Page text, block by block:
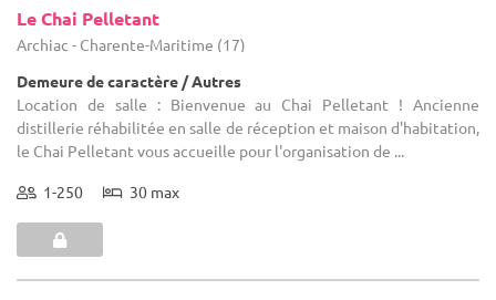
Le Chai Pelletant
Archiac - Charente-Maritime (17)
Demeure de caractère / Autres
Location de salle : Bienvenue au Chai Pelletant ! Ancienne
distillerie réhabilitée en salle de réception et maison d'habitation,
le Chai Pelletant vous accueille pour l'organisation de ...
1-250 30 max